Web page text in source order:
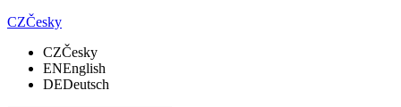
CZČesky
CZČesky
ENEnglish
DEDeutsch